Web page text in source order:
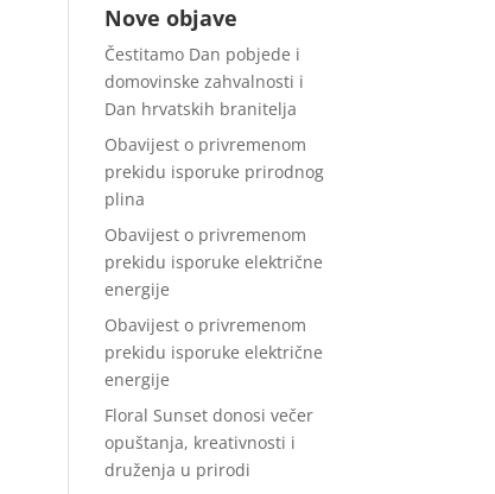
Nove objave
Čestitamo Dan pobjede i
domovinske zahvalnosti i
Dan hrvatskih branitelja
Obavijest o privremenom
prekidu isporuke prirodnog
plina
Obavijest o privremenom
prekidu isporuke električne
energije
Obavijest o privremenom
prekidu isporuke električne
energije
Floral Sunset donosi večer
opuštanja, kreativnosti i
druženja u prirodi